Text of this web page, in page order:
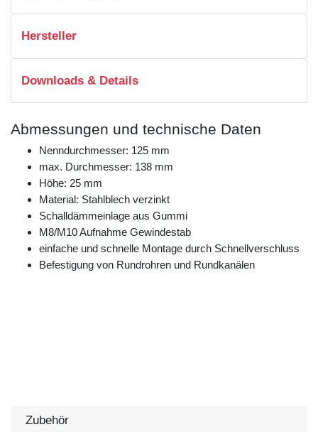
Hersteller
Downloads & Details
Abmessungen und technische Daten
Nenndurchmesser: 125 mm
max. Durchmesser: 138 mm
Höhe: 25 mm
Material: Stahlblech verzinkt
Schalldämmeinlage aus Gummi
M8/M10 Aufnahme Gewindestab
einfache und schnelle Montage durch Schnellverschluss
Befestigung von Rundrohren und Rundkanälen
Zubehör